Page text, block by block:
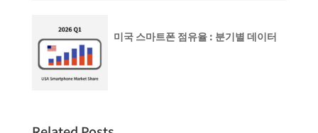
미국 스마트폰 점유율 : 분기별 데이터